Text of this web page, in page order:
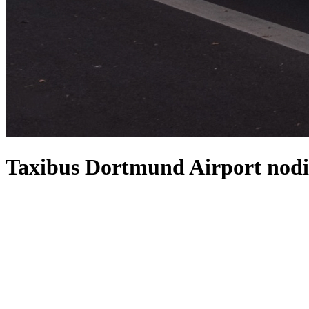
Taxibus Dortmund Airport